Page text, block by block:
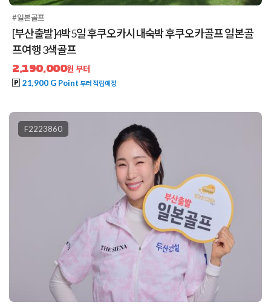
#일본골프
[부산출발]4박5일 후쿠오카시내숙박 후쿠오카골프 일본골
프여행 3색골프
2,190,000원 부터
21,900 G Point 부터 적립예정
F2223860